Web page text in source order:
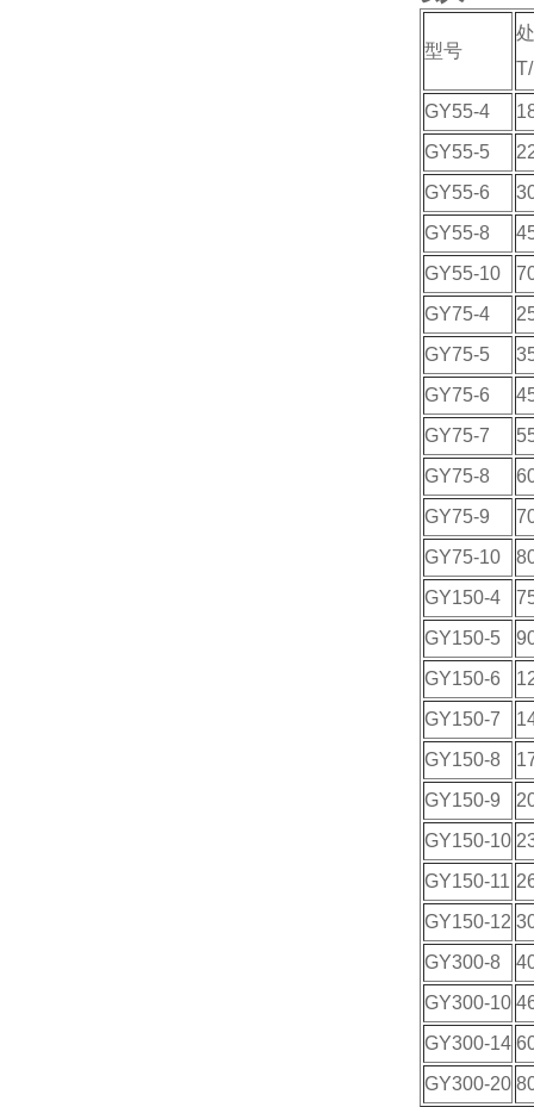
型号
GY55-4
GY55-5
GY55-6
GY55-8
GY55-10
GY75-4
GY75-5
GY75-6
GY75-7
GY75-8
GY75-9
GY75-10
GY150-4
GY150-5
GY150-6
GY150-7
GY150-8
GY150-9
GY150-10
GY150-11
GY150-12
GY300-8
GY300-10
GY300-14
GY300-20